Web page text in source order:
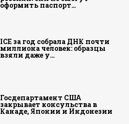
оформить паспорт…
ICE за год собрала ДНК почти
миллиона человек: образцы
взяли даже у…
Госдепартамент США
закрывает консульства в
Канаде, Японии и Индонезии